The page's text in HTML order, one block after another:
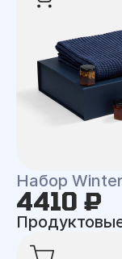
Набор
4410 ₽